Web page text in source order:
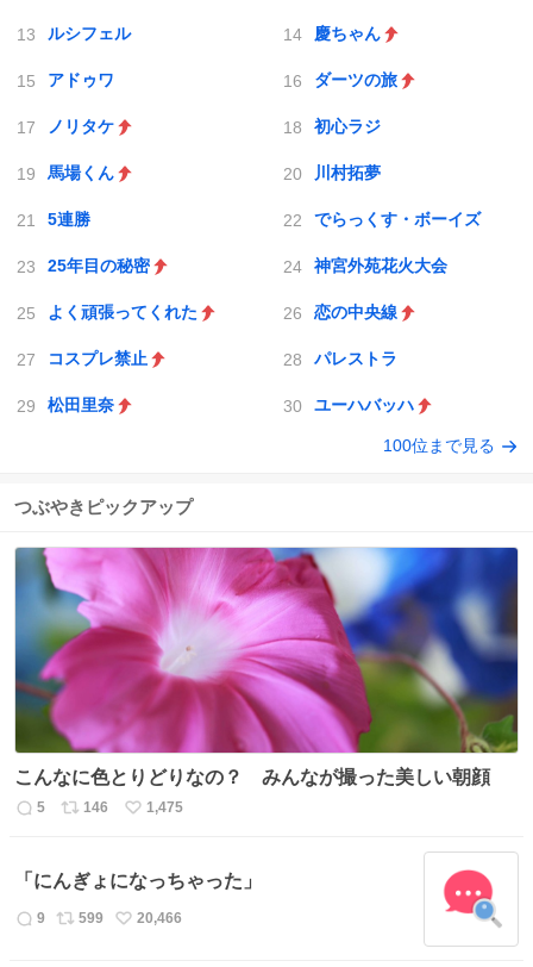
ルシフェル 慶ちゃん
アドゥワ ダーツの旅
ノリタケ 初心ラジ
馬場くん 川村拓夢
5連勝 でらっくす・ボーイズ
25年目の秘密 神宮外苑花火大会
よく頑張ってくれた 恋の中央線
コスプレ禁止 パレストラ
松田里奈 ユーハバッハ
100位まで見る
つぶやきピックアップ
こんなに色とりどりなの？ みんなが撮った美しい朝顔
返
数
5
リ
ス
ト
数
146
い
ね
数
1,475
「にんぎょになっちゃった」
返
9
リ
599
い
20,466